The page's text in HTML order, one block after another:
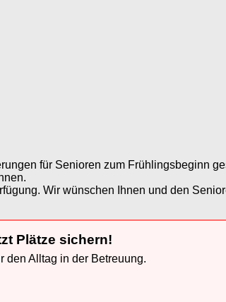
für Senioren zum Frühlingsbeginn
Wir wünschen Ihnen und den
Plätze sichern!
den Alltag in der Betreuung.